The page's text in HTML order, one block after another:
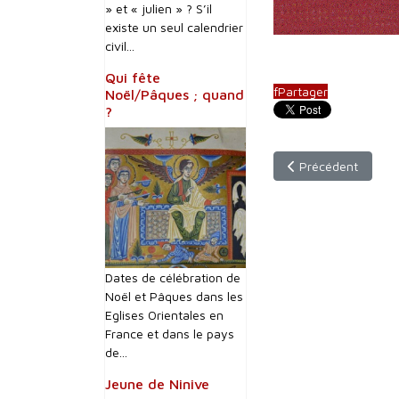
» et « julien » ? S’il
existe un seul calendrier
civil...
Qui fête
Noël/Pâques ; quand
?
Dates de célébration de
Noël et Pâques dans les
Eglises Orientales en
France et dans le pays
de...
Jeune de Ninive
fPartager
Article précédent :
Précédent